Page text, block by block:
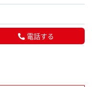
電話する